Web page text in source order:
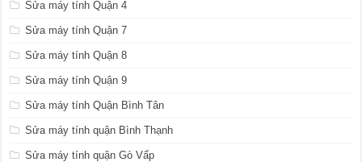
Sửa máy tính Quận 4
Sửa máy tính Quận 7
Sửa máy tính Quận 8
Sửa máy tính Quận 9
Sửa máy tính Quận Bình Tân
Sửa máy tính quận Bình Thạnh
Sửa máy tính quận Gò Vấp